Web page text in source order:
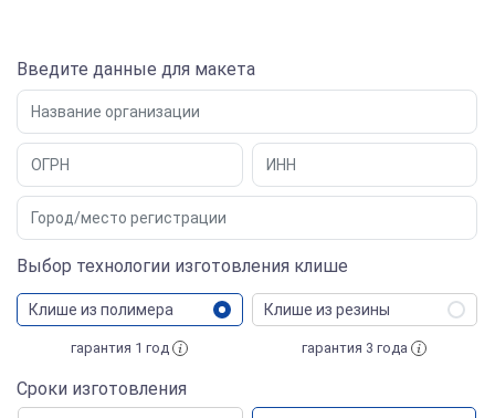
Введите данные для макета
Выбор технологии изготовления клише
Клише из полимера
гарантия 1 год
Клише из резины
гарантия 3 года
Сроки изготовления